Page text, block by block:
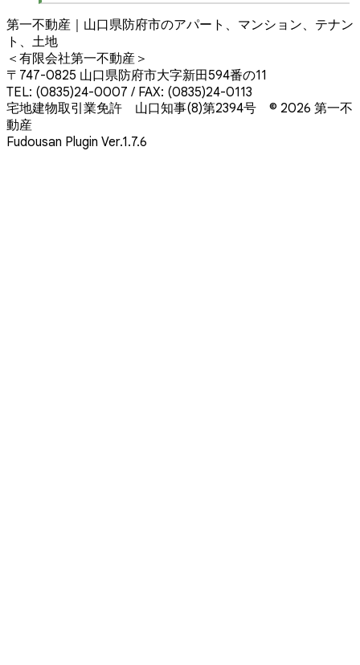
第一不動産｜山口県防府市のアパート、マンション、テナン
ト、土地
＜有限会社第一不動産＞
〒747-0825 山口県防府市大字新田594番の11
TEL: (0835)24-0007 / FAX: (0835)24-0113
宅地建物取引業免許 山口知事(8)第2394号 © 2026 第一不
動産
Fudousan Plugin Ver.1.7.6